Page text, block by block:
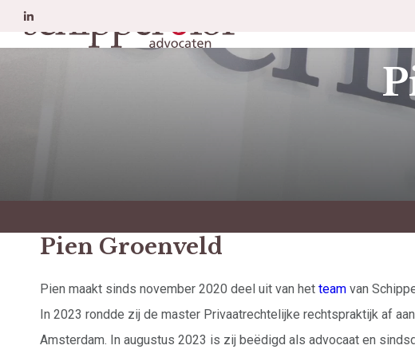
Pien Groenveld
Pien maakt sinds november 2020 deel uit van het team van
In 2023 rondde zij de master Privaatrechtelijke rechtspraktijk af
Amsterdam. In augustus 2023 is zij beëdigd als advocaat en